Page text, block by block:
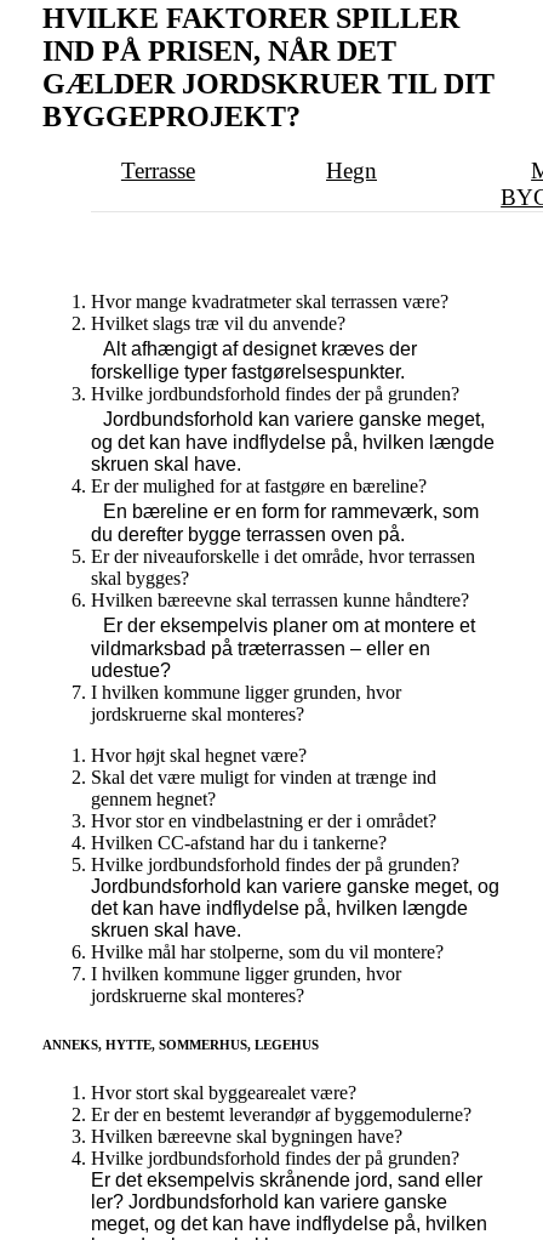
HVILKE FAKTORER SPILLER
IND PÅ PRISEN, NÅR DET
GÆLDER JORDSKRUER TIL DIT
BYGGEPROJEKT?
Terrasse Hegn
Hvor mange kvadratmeter skal terrassen være?
Hvilket slags træ vil du anvende?
Alt afhængigt af designet kræves der
forskellige typer fastgørelsespunkter.
Hvilke jordbundsforhold findes der på grunden?
Jordbundsforhold kan variere ganske meget,
og det kan have indflydelse på, hvilken længde
skruen skal have.
Er der mulighed for at fastgøre en bæreline?
En bæreline er en form for rammeværk, som
du derefter bygge terrassen oven på.
Er der niveauforskelle i det område, hvor terrassen
skal bygges?
Hvilken bæreevne skal terrassen kunne håndtere?
Er der eksempelvis planer om at montere et
vildmarksbad på træterrassen – eller en
udestue?
I hvilken kommune ligger grunden, hvor
jordskruerne skal monteres?
Hvor højt skal hegnet være?
Skal det være muligt for vinden at trænge ind
gennem hegnet?
Hvor stor en vindbelastning er der i området?
Hvilken CC-afstand har du i tankerne?
Hvilke jordbundsforhold findes der på grunden?
Jordbundsforhold kan variere ganske meget, og
det kan have indflydelse på, hvilken længde
skruen skal have.
Hvilke mål har stolperne, som du vil montere?
I hvilken kommune ligger grunden, hvor
jordskruerne skal monteres?
ANNEKS, HYTTE, SOMMERHUS, LEGEHUS
Hvor stort skal byggearealet være?
Er der en bestemt leverandør af byggemodulerne?
Hvilken bæreevne skal bygningen have?
Hvilke jordbundsforhold findes der på grunden?
Er det eksempelvis skrånende jord, sand eller
ler? Jordbundsforhold kan variere ganske
meget, og det kan have indflydelse på, hvilken